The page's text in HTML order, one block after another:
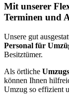
Mit unserer
Terminen und
Unsere gut
Personal für
Besitztümer.
Als örtliche
können Ihnen
Umzug so effizient